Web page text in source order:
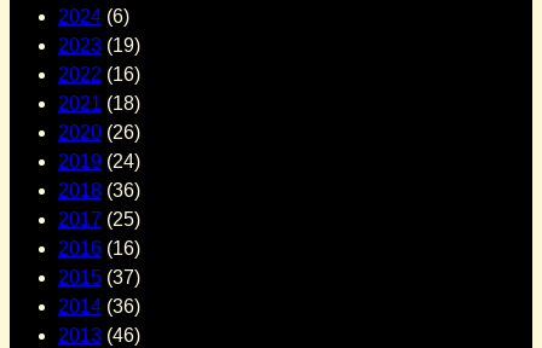
2024 (6)
2023 (19)
2022 (16)
2021 (18)
2020 (26)
2019 (24)
2018 (36)
2017 (25)
2016 (16)
2015 (37)
2014 (36)
2013 (46)